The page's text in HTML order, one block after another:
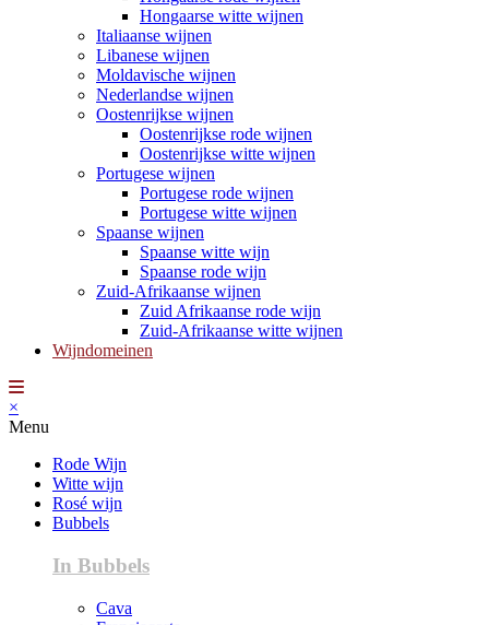
Hongaarse witte wijnen
Italiaanse wijnen
Libanese wijnen
Moldavische wijnen
Nederlandse wijnen
Oostenrijkse wijnen
Oostenrijkse rode wijnen
Oostenrijkse witte wijnen
Portugese wijnen
Portugese rode wijnen
Portugese witte wijnen
Spaanse wijnen
Spaanse witte wijn
Spaanse rode wijn
Zuid-Afrikaanse wijnen
Zuid Afrikaanse rode wijn
Zuid-Afrikaanse witte wijnen
Wijndomeinen
×
Menu
Rode Wijn
Witte wijn
Rosé wijn
Bubbels
In Bubbels
Cava